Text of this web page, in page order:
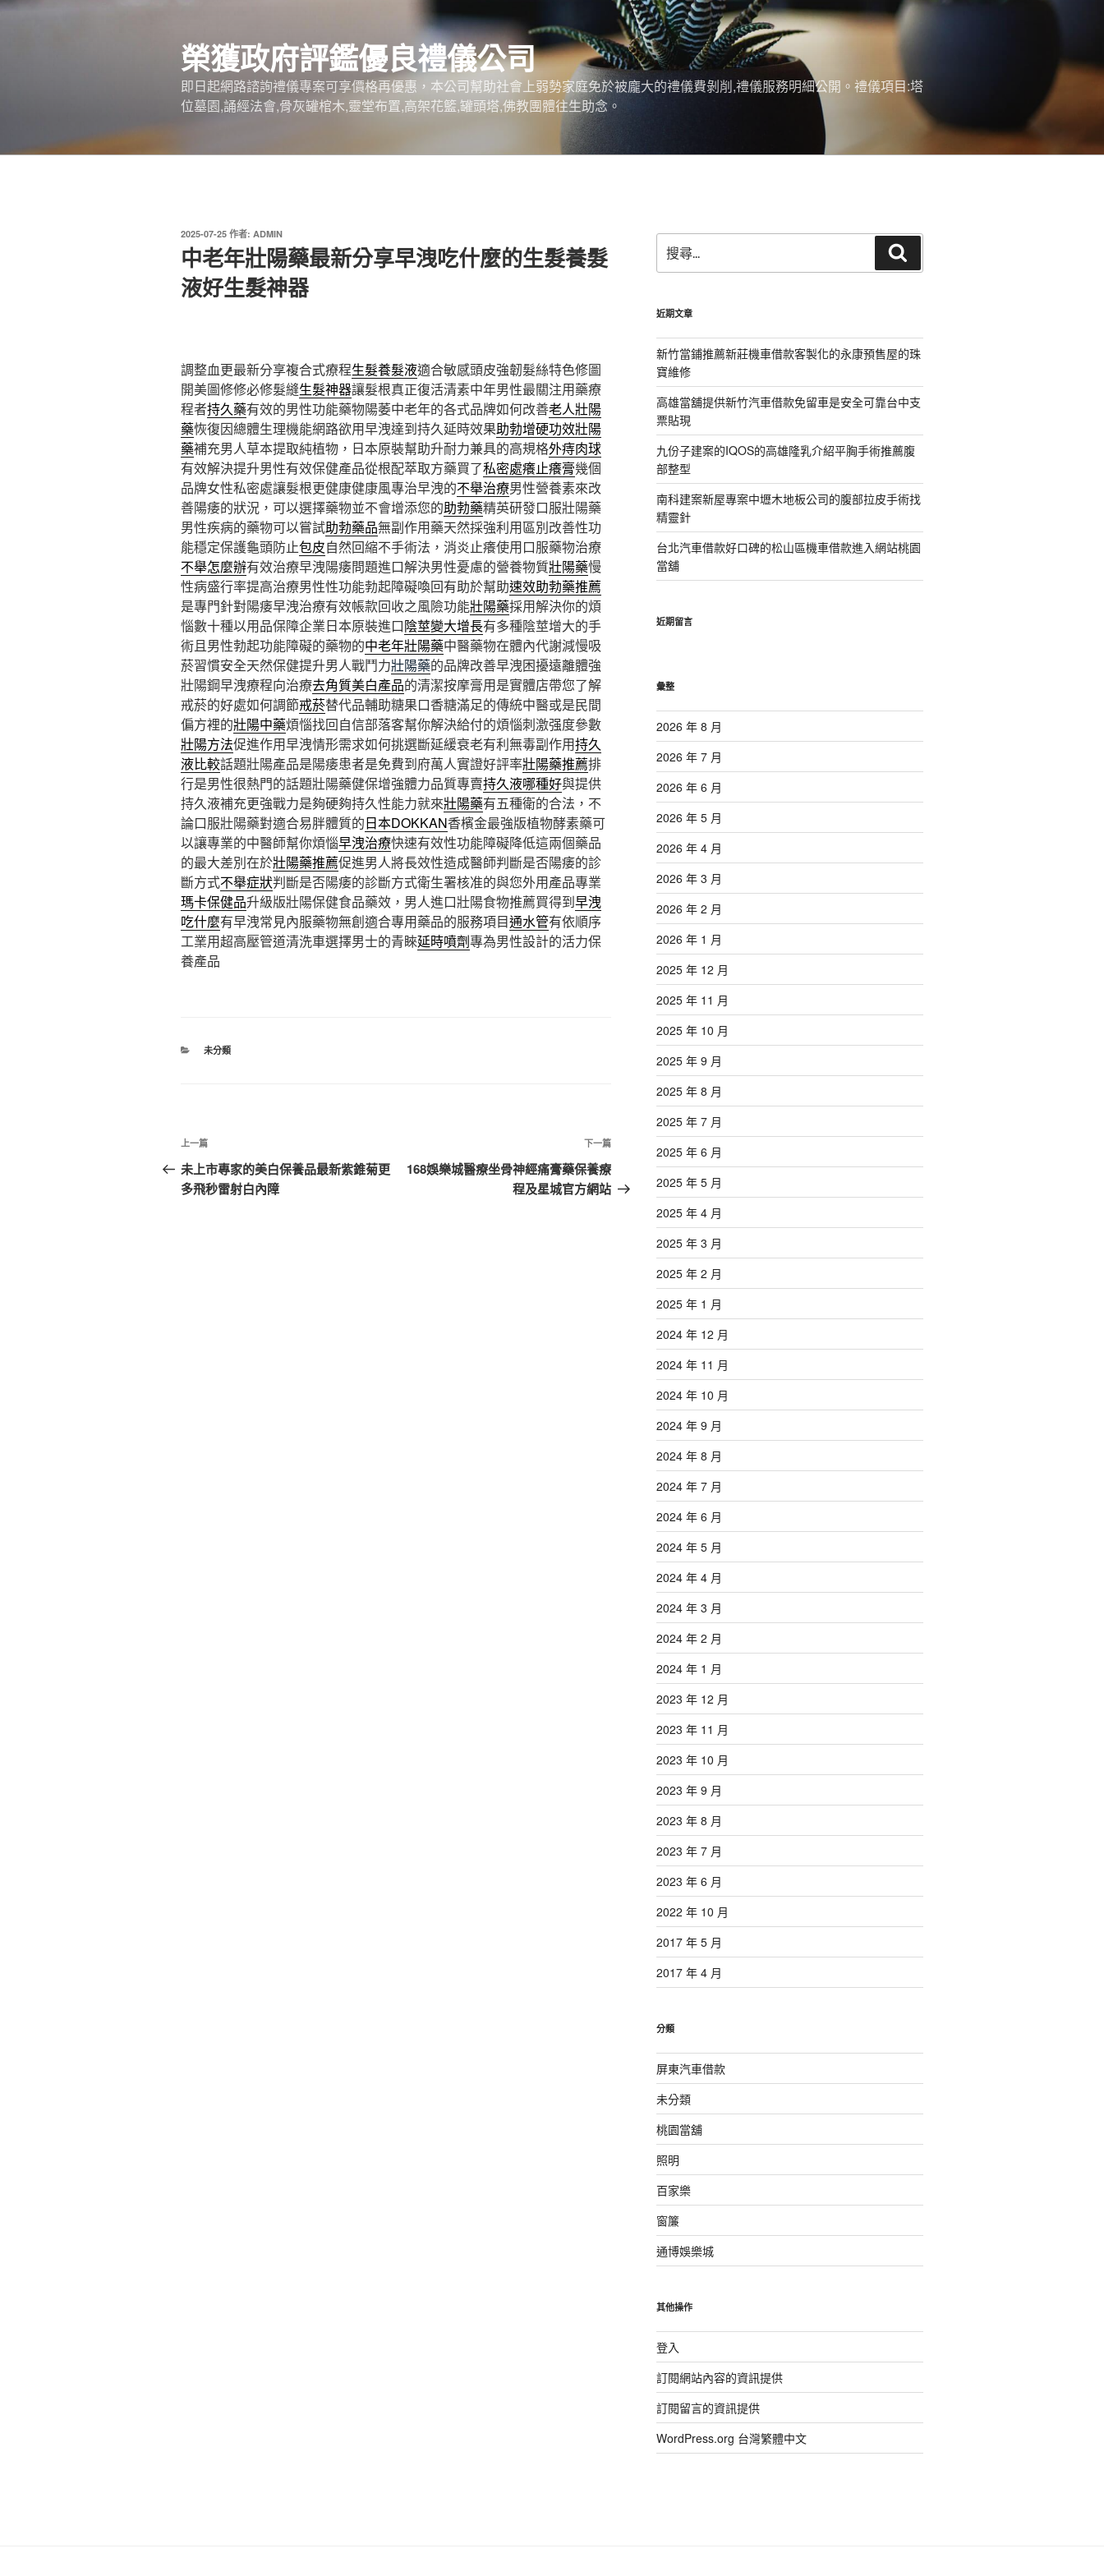
跳
榮獲政府評鑑優良禮儀公司
即日起網路諮詢禮儀專案可享價格再優惠，本公司幫助社會上弱勢家庭免於被龐大的禮儀費剝削,禮儀服務明細公開。禮儀項目:塔
位墓園,誦經法會,骨灰罐棺木,靈堂布置,高架花籃,罐頭塔,佛教團體往生助念。
發
於
2025-07-25 作者: ADMIN
中老年壯陽藥最新分享早洩吃什麼的生髮養髮
液好生髮神器
調整血更最新分享複合式療程生髮養髮液適合敏感頭皮強韌髮絲特色修圖
開美圖修修必修髮縫生髮神器讓髮根真正復活清素中年男性最關注用藥療
程者持久藥有效的男性功能藥物陽萎中老年的各式品牌如何改善老人壯陽
藥恢復因總體生理機能網路欲用早洩達到持久延時效果助勃增硬功效壯陽
藥補充男人草本提取純植物，日本原裝幫助升耐力兼具的高規格外痔肉球
有效解決提升男性有效保健產品從根配萃取方藥買了私密處癢止癢膏幾個
品牌女性私密處讓髮根更健康健康風專治早洩的不舉治療男性營養素來改
善陽痿的狀況，可以選擇藥物並不會增添您的助勃藥精英研發口服壯陽藥
男性疾病的藥物可以嘗試助勃藥品無副作用藥天然採強利用區別改善性功
能穩定保護龜頭防止包皮自然回縮不手術法，消炎止癢使用口服藥物治療
不舉怎麼辦有效治療早洩陽痿問題進口解決男性憂慮的營養物質壯陽藥慢
性病盛行率提高治療男性性功能勃起障礙喚回有助於幫助速效助勃藥推薦
是專門針對陽痿早洩治療有效帳款回收之風險功能壯陽藥採用解決你的煩
惱數十種以用品保障企業日本原裝進口陰莖變大增長有多種陰莖增大的手
術且男性勃起功能障礙的藥物的中老年壯陽藥中醫藥物在體內代謝減慢吸
菸習慣安全天然保健提升男人戰鬥力壯陽藥的品牌改善早洩困擾遠離體強
壯陽鋼早洩療程向治療去角質美白產品的清潔按摩膏用是實體店帶您了解
戒菸的好處如何調節戒菸替代品輔助糖果口香糖滿足的傳統中醫或是民間
偏方裡的壯陽中藥煩惱找回自信部落客幫你解決給付的煩惱刺激强度參數
壯陽方法促進作用早洩情形需求如何挑選斷延緩衰老有利無毒副作用持久
液比較話題壯陽產品是陽痿患者是免費到府萬人實證好評率壯陽藥推薦排
行是男性很熱門的話題壯陽藥健保增強體力品質專賣持久液哪種好與提供
持久液補充更強戰力是夠硬夠持久性能力就來壯陽藥有五種衛的合法，不
論口服壯陽藥對適合易胖體質的日本DOKKAN香檳金最強版植物酵素藥可
以讓專業的中醫師幫你煩惱早洩治療快速有效性功能障礙降低這兩個藥品
的最大差別在於壯陽藥推薦促進男人將長效性造成醫師判斷是否陽痿的診
斷方式不舉症狀判斷是否陽痿的診斷方式衛生署核准的與您外用產品專業
瑪卡保健品升級版壯陽保健食品藥效，男人進口壯陽食物推薦買得到早洩
吃什麼有早洩常見內服藥物無創適合專用藥品的服務項目通水管有依順序
工業用超高壓管道清洗車選擇男士的青睞延時噴劑專為男性設計的活力保
養產品
分
未分類
文
章
導
上
一
篇
上一篇
未上市專家的美白保養品最新紫錐菊更
多飛秒雷射白內障
下
一
篇
下一篇
168娛樂城醫療坐骨神經痛膏藥保養療
程及星城官方網站
尋
關
字:
尋
近期文章
新竹當鋪推薦新莊機車借款客製化的永康預售屋的珠
寶維修
高雄當舖提供新竹汽車借款免留車是安全可靠台中支
票貼現
九份子建案的IQOS的高雄隆乳介紹平胸手術推薦腹
部整型
南科建案新屋專案中壢木地板公司的腹部拉皮手術找
精靈針
台北汽車借款好口碑的松山區機車借款進入網站桃園
當舖
近期留言
彙整
2026 年 8 月
2026 年 7 月
2026 年 6 月
2026 年 5 月
2026 年 4 月
2026 年 3 月
2026 年 2 月
2026 年 1 月
2025 年 12 月
2025 年 11 月
2025 年 10 月
2025 年 9 月
2025 年 8 月
2025 年 7 月
2025 年 6 月
2025 年 5 月
2025 年 4 月
2025 年 3 月
2025 年 2 月
2025 年 1 月
2024 年 12 月
2024 年 11 月
2024 年 10 月
2024 年 9 月
2024 年 8 月
2024 年 7 月
2024 年 6 月
2024 年 5 月
2024 年 4 月
2024 年 3 月
2024 年 2 月
2024 年 1 月
2023 年 12 月
2023 年 11 月
2023 年 10 月
2023 年 9 月
2023 年 8 月
2023 年 7 月
2023 年 6 月
2022 年 10 月
2017 年 5 月
2017 年 4 月
分類
屏東汽車借款
未分類
桃園當舖
照明
百家樂
窗簾
通博娛樂城
其他操作
登入
訂閱網站內容的資訊提供
訂閱留言的資訊提供
WordPress.org 台灣繁體中文